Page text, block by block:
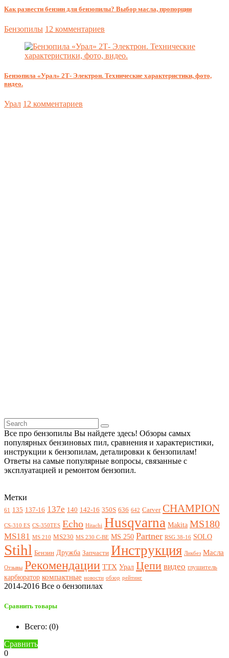
Как развести бензин для бензопилы? Выбор масла, пропорции
Бензопилы 12 комментариев
Бензопила «Урал» 2Т- Электрон. Технические характеристики, фото,
видео.
Урал 12 комментариев
Все про бензопилы Вы найдете здесь! Обзоры самых
популярных бензиновых пил, сравнения и характеристики,
инструкции к бензопилам, деталировки к бензопилам!
Ответы на самые популярные вопросы, связанные с
эксплуатацией и ремонтом бензопил.
Метки
61 135 137-16 137e 140 142-16 350S 636 642 Carver CHAMPION
CS-310 ES CS-350TES Echo Hitachi Husqvarna Makita MS180
MS181 MS 210 MS230 MS 230 C-BE MS 250 Partner RSG 38-16 SOLO
Stihl Бензин Дружба Запчасти Инструкция Ликбез Масла
Отзывы Рекомендации ТТХ Урал Цепи видео глушитель
карбюратор компактные новости обзор рейтинг
2014-2016 Все о бензопилах
Сравнить товары
Всего: (0)
Сравнить
0